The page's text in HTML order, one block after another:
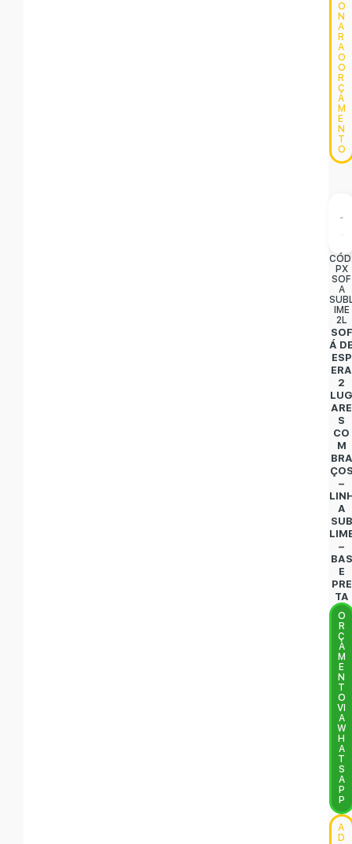
O
N
A
R
A
O
O
R
Ç
A
M
E
N
T
O
PX
SOF
A
IME
2L
SOF
Á
ESP
ERA
2
ARE
S
CO
M
BRA
–
A
SUB
–
BAS
E
PRE
TA
O
R
Ç
A
M
E
N
T
O
VI
A
W
H
A
T
S
A
P
P
A
D